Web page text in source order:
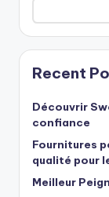
Recent
Découvrir
confiance
Fournitures
qualité pour
Meilleur